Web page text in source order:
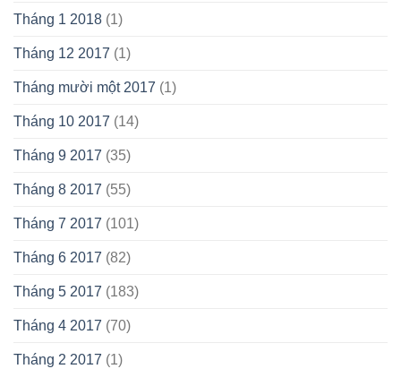
Tháng 1 2018 (1)
Tháng 12 2017 (1)
Tháng mười một 2017 (1)
Tháng 10 2017 (14)
Tháng 9 2017 (35)
Tháng 8 2017 (55)
Tháng 7 2017 (101)
Tháng 6 2017 (82)
Tháng 5 2017 (183)
Tháng 4 2017 (70)
Tháng 2 2017 (1)